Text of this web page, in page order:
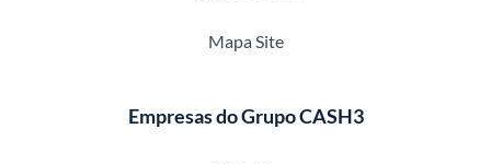
Mapa Site
Empresas do Grupo CASH3